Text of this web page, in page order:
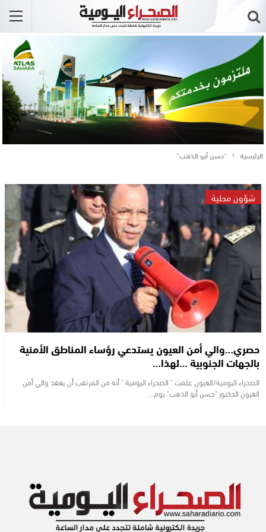
الرئيسية “حسن أبو الذهب”
شؤون محلية
حصري…والي أمن العيون يستدعي رؤساء المناطق الأمنية
بالجهات الجنوبية …لهذا…
الصحراء اليومية/العيون علمت " الصحراء اليومية " أنه من المرتقب أن يعقد والي أمن
العيون الدكتور "حسن أبو الذهب" يوم…